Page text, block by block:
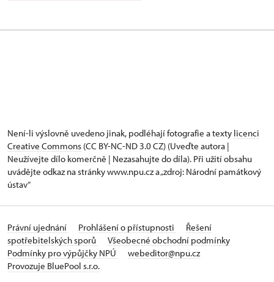
Není-li výslovně uvedeno jinak, podléhají fotografie a texty licenci
Creative Commons (CC BY-NC-ND 3.0 CZ) (Uveďte autora |
Neužívejte dílo komerčně | Nezasahujte do díla). Při užití obsahu
uvádějte odkaz na stránky www.npu.cz a „zdroj: Národní památkový
ústav“
Právní ujednání Prohlášení o přístupnosti
Řešení
spotřebitelských sporů
Všeobecné obchodní podmínky
Podmínky pro výpůjčky NPÚ
webeditor@npu.cz
Provozuje BluePool s.r.o.